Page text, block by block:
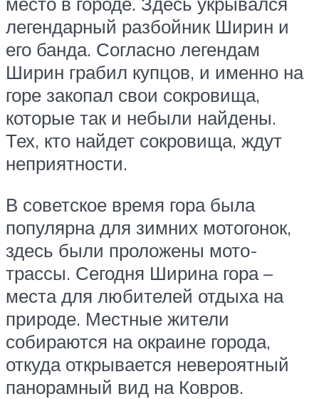
легендарный разбойник Ширин и
его банда. Согласно легендам
Ширин грабил купцов, и именно на
горе закопал свои сокровища,
которые так и небыли найдены.
Тех, кто найдет сокровища, ждут
неприятности.
В советское время гора была
популярна для зимних мотогонок,
здесь были проложены мото-
трассы. Сегодня Ширина гора –
места для любителей отдыха на
природе. Местные жители
собираются на окраине города,
откуда открывается невероятный
панорамный вид на Ковров.